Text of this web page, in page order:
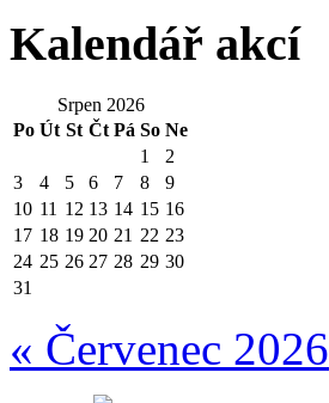
Kalendář akcí
Srpen 2026
Po Út St Čt Pá So Ne
1
2
3
4 5 6 7 8
9
10 11 12 13 14 15 16
17 18 19 20 21 22 23
24 25 26 27 28 29 30
31
« Červenec 2026